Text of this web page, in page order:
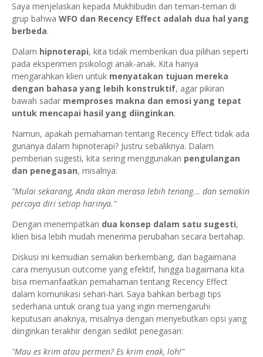
Saya menjelaskan kepada Mukhibudin dan teman-teman di
grup bahwa WFO dan Recency Effect adalah dua hal yang
berbeda.
Dalam hipnoterapi, kita tidak memberikan dua pilihan seperti
pada eksperimen psikologi anak-anak. Kita hanya
mengarahkan klien untuk menyatakan tujuan mereka
dengan bahasa yang lebih konstruktif, agar pikiran
bawah sadar memproses makna dan emosi yang tepat
untuk mencapai hasil yang diinginkan.
Namun, apakah pemahaman tentang Recency Effect tidak ada
gunanya dalam hipnoterapi? Justru sebaliknya. Dalam
pemberian sugesti, kita sering menggunakan pengulangan
dan penegasan, misalnya:
"Mulai sekarang, Anda akan merasa lebih tenang... dan semakin
percaya diri setiap harinya."
Dengan menempatkan dua konsep dalam satu sugesti,
klien bisa lebih mudah menerima perubahan secara bertahap.
Diskusi ini kemudian semakin berkembang, dari bagaimana
cara menyusun outcome yang efektif, hingga bagaimana kita
bisa memanfaatkan pemahaman tentang Recency Effect
dalam komunikasi sehari-hari. Saya bahkan berbagi tips
sederhana untuk orang tua yang ingin memengaruhi
keputusan anaknya, misalnya dengan menyebutkan opsi yang
diinginkan terakhir dengan sedikit penegasan:
"Mau es krim atau permen? Es krim enak, loh!"